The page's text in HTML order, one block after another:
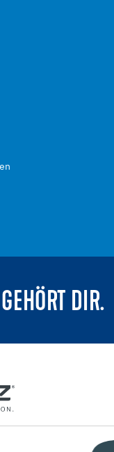
DIR.